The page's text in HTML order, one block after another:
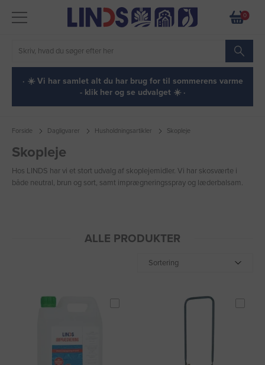
0
· ☀️ Vi har samlet alt du har brug for til sommerens varme
- klik her og se udvalget ☀️ ·
Forside Dagligvarer Husholdningsartikler Skopleje
Skopleje
Hos LINDS har vi et stort udvalg af skoplejemidler. Vi har skosværte i
både neutral, brun og sort, samt imprægneringsspray og læderbalsam.
ALLE PRODUKTER
Sortering